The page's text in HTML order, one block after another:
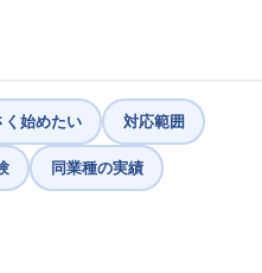
く始めたい 対応範囲
同業種の実績